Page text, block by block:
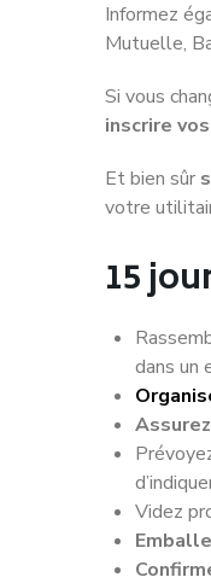
Informez
Mutuelle,
Si vous
inscrire
Et bien sûr
votre
15
dans un
Videz